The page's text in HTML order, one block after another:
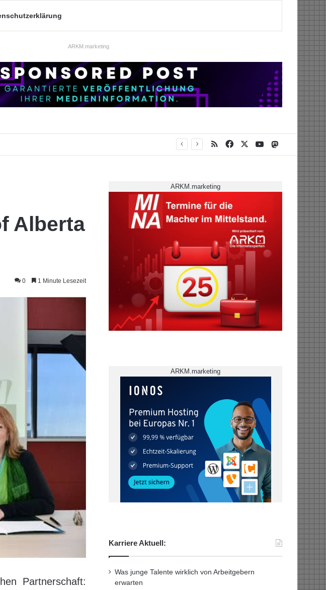
ARKM.marketing
RSS Facebook YouTubeMastodon
Alberta
0 1 Minute Lesezeit
Partnerschaft:
ARKM.marketing
ARKM.marketing
Karriere Aktuell:
Was junge Talente wirklich von Arbeitgebern
erwarten